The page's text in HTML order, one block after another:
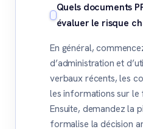
Quels documents
évaluer le risque
En général,
d’administration et
verbaux récents, les
les informations sur le
Ensuite, demandez la
formalise la décision